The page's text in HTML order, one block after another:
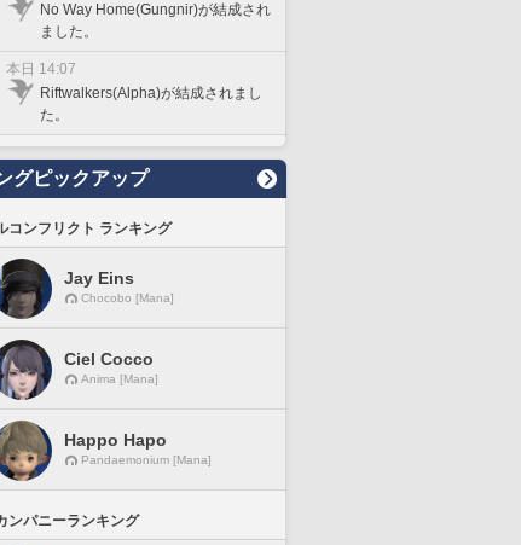
No Way Home(Gungnir)が結成され
ました。
本日 14:07
Riftwalkers(Alpha)が結成されまし
た。
グピックアップ
コンフリクト ランキング
Jay Eins
Chocobo [Mana]
Ciel Cocco
Anima [Mana]
Happo Hapo
Pandaemonium [Mana]
ンパニーランキング